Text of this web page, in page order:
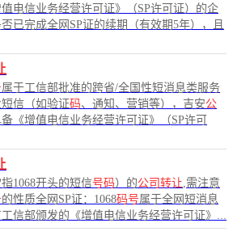
电信业务经营许可证》（SP许可证）的企
已完成全网SP证的续期（有效期5年），且
属于工信部批准的跨省/全国性短消息类服务
信（如验证码、通知、营销等），吉安公
《增值电信业务经营许可证》（SP许可
指1068开头的短信号码）的公司转让,需注意
的性质全网SP证：1068码号属于全网短消息
工信部颁发的《增值电信业务经营许可证》...